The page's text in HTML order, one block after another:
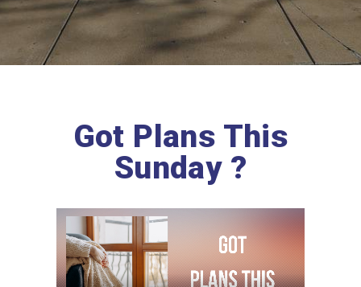
Got Plans This
Sunday ?